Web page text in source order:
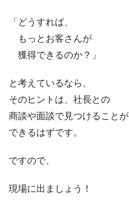
「どうすれば、
もっとお客さんが
獲得できるのか？」
と考えているなら、
そのヒントは、社長との
商談や面談で見つけることが
できるはずです。
ですので、
現場に出ましょう！